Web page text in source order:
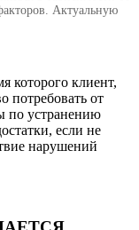
Актуальную
которого клиент,
потребовать от
по устранению
если не
нарушений